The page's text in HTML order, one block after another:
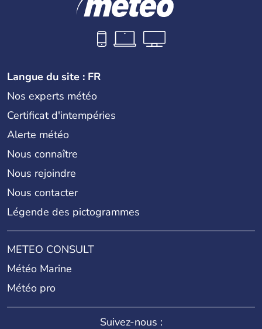
Langue du site : FR
Nos experts météo
Certificat d'intempéries
Alerte météo
Nous connaître
Nous rejoindre
Nous contacter
Légende des pictogrammes
METEO CONSULT
Météo Marine
Météo pro
Suivez-nous :